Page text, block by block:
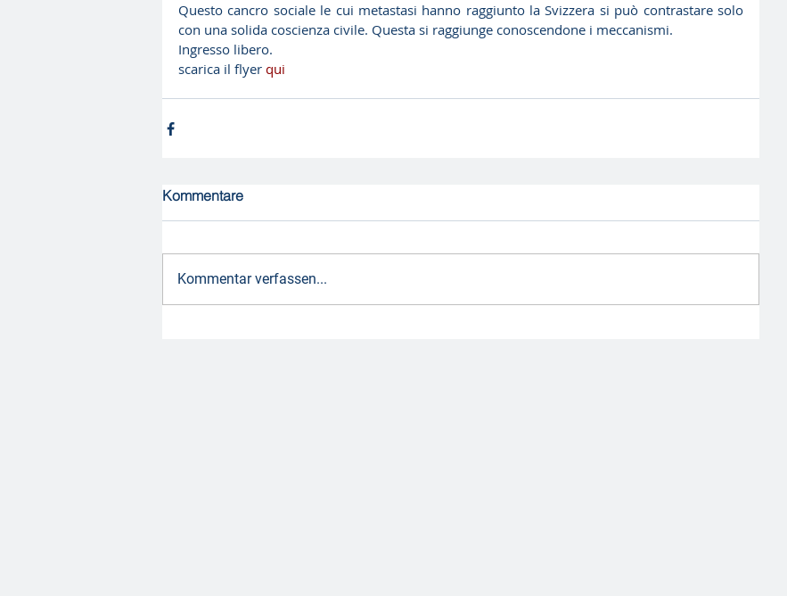
Questo cancro sociale le cui metastasi hanno raggiunto la Svizzera si può contrastare solo
con una solida coscienza civile. Questa si raggiunge conoscendone i meccanismi.
Ingresso libero.
scarica il flyer qui
Kommentare
Kommentar verfassen...